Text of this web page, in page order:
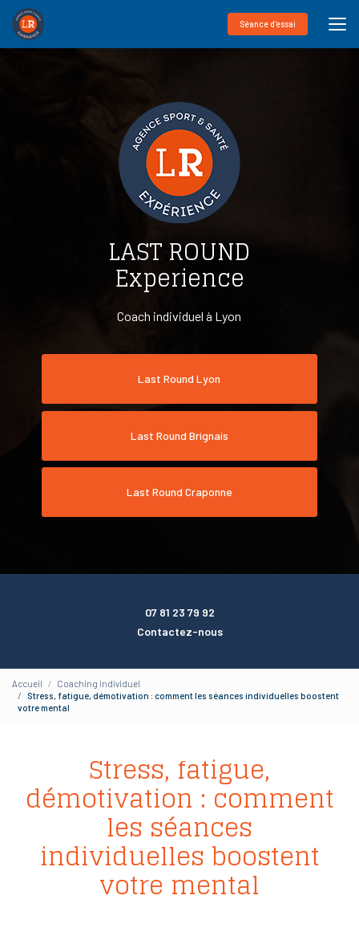
Aller
contenu
Séance d'essai
LAST ROUND
Experience
Coach individuel à Lyon
Last Round Lyon
Last Round Brignais
Last Round Craponne
07 81 23 79 92
Contactez-nous
Accueil
Coaching individuel
Stress, fatigue, démotivation : comment les séances individuelles boostent
votre mental
Stress, fatigue,
démotivation : comment
les séances
individuelles boostent
votre mental